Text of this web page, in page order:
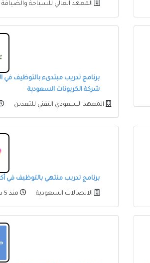
المعهد العالي للسياحة والضيافة
برنامج تدريب مبتدىء بالتوظيف في
شركة الكربونات السعودية
المعهد السعودي التقني للتعدين
برنامج تدريب منتهي بالتوظيف في
الاتصالات السعودية منذ 5 ساعات